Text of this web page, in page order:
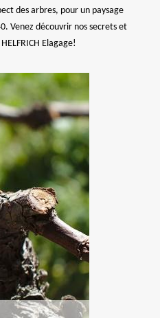
des arbres, pour un paysage
Venez découvrir nos secrets et
Elagage!